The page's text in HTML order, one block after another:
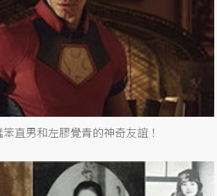
笨直男和左膠覺青的神奇友誼！